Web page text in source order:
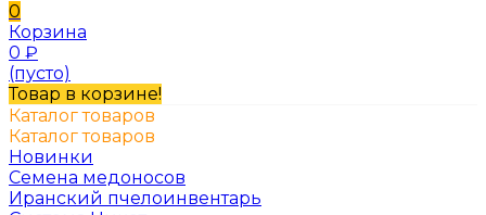
0
Корзина
0 ₽
(пусто)
Товар в корзине!
Каталог товаров
Каталог товаров
Новинки
Семена медоносов
Иранский пчелоинвентарь